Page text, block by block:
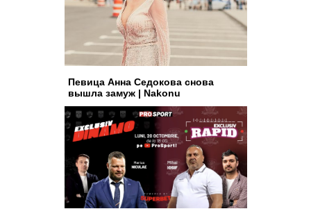
Певица Анна Седокова снова
вышла замуж | Nakonu